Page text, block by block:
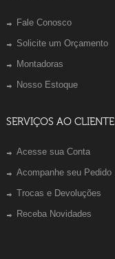
Fale Conosco
Solicite um Orçamento
Montadoras
Nosso Estoque
SERVIÇOS AO CLIENTE
Acesse sua Conta
Acompanhe seu Pedido
Trocas e Devoluções
Receba Novidades